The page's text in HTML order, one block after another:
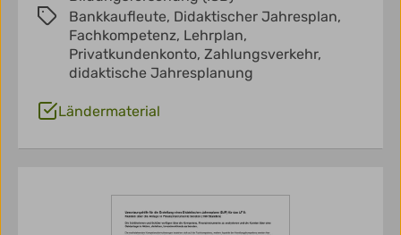
Bankkaufleute, Didaktischer Jahresplan,
Fachkompetenz, Lehrplan,
Privatkundenkonto, Zahlungsverkehr,
didaktische Jahresplanung
Ländermaterial